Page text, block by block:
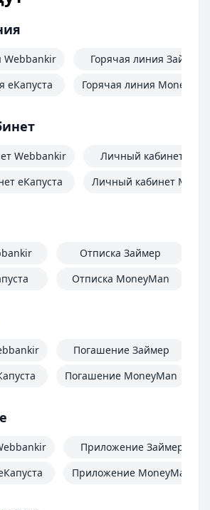
Webbankir
еКапуста
Горячая линия Займер
Горячая линия
Webbankir
еКапуста
Личный кабинет
Личный кабинет
Отписка Займер
Отписка MoneyMan
Погашение Займер
Погашение MoneyMan
Приложение Займер
Приложение MoneyMan